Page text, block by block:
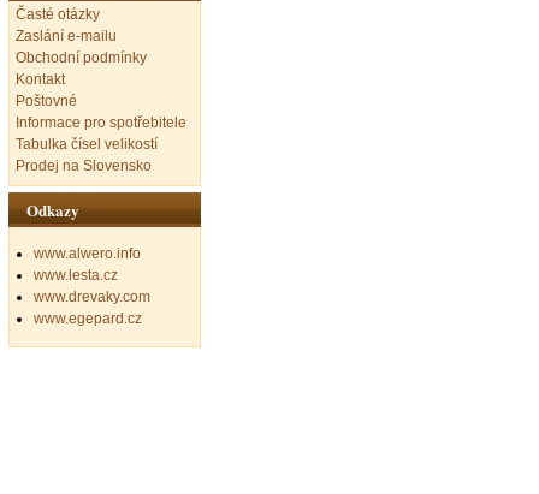
Časté otázky
Zaslání e-mailu
Obchodní podmínky
Kontakt
Poštovné
Informace pro spotřebitele
Tabulka čísel velikostí
Prodej na Slovensko
Odkazy
www.alwero.info
www.lesta.cz
www.drevaky.com
www.egepard.cz